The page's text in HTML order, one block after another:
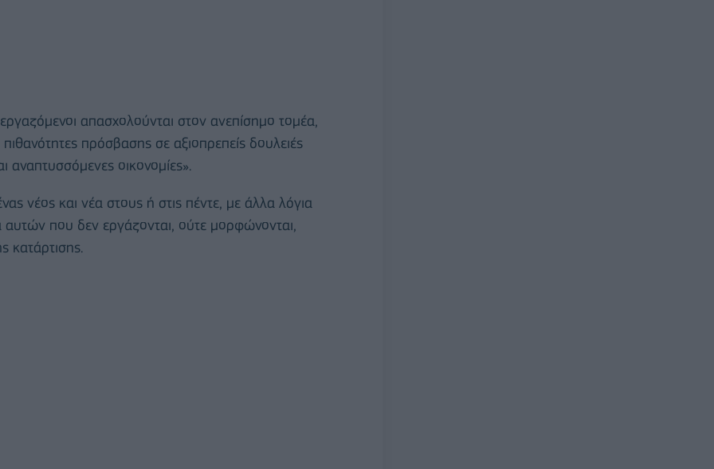
απασχολούνται στον ανεπίσημο τομέα,
πρόσβασης σε αξιοπρεπείς δουλειές
αναπτυσσόμενες οικονομίες».
νέος και νέα στους ή στις πέντε, με άλλα λόγια
που δεν εργάζονται, ούτε μορφώνονται,
κατάρτισης.